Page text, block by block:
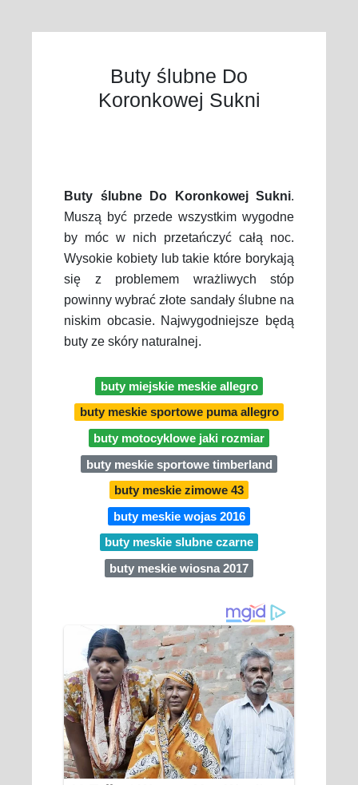
Buty ślubne Do
Koronkowej Sukni
Buty ślubne Do Koronkowej Sukni.
Muszą być przede wszystkim wygodne
by móc w nich przetańczyć całą noc.
Wysokie kobiety lub takie które borykają
się z problemem wrażliwych stóp
powinny wybrać złote sandały ślubne na
niskim obcasie. Najwygodniejsze będą
buty ze skóry naturalnej.
buty miejskie meskie allegro
buty meskie sportowe puma allegro
buty motocyklowe jaki rozmiar
buty meskie sportowe timberland
buty meskie zimowe 43
buty meskie wojas 2016
buty meskie slubne czarne
buty meskie wiosna 2017